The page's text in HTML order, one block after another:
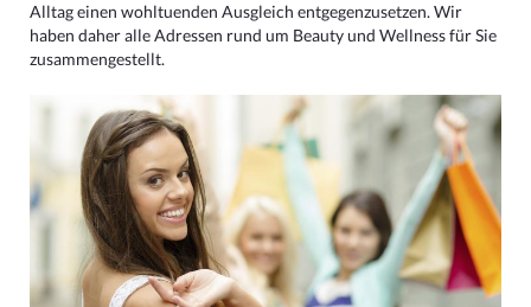
Alltag einen wohltuenden Ausgleich entgegenzusetzen. Wir
haben daher alle Adressen rund um Beauty und Wellness für Sie
zusammengestellt.